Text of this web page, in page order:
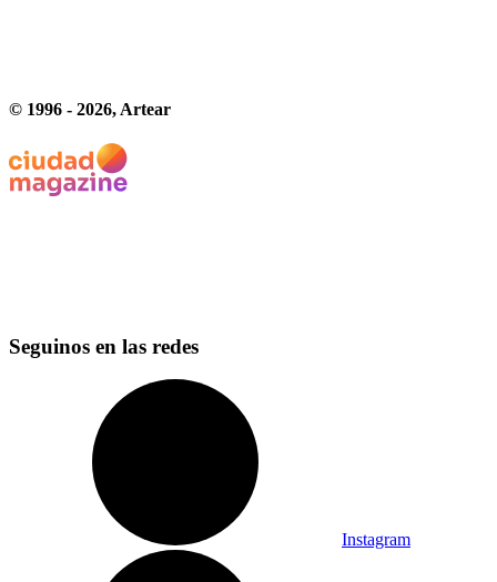
© 1996 - 2026, Artear
Seguinos en las redes
Instagram